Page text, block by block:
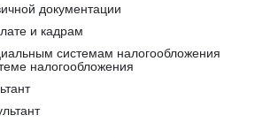
документации
и кадрам
системам налогообложения
налогообложения